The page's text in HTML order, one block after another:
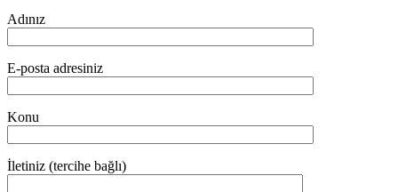
Adınız
E-posta adresiniz
Konu
İletiniz (tercihe bağlı)